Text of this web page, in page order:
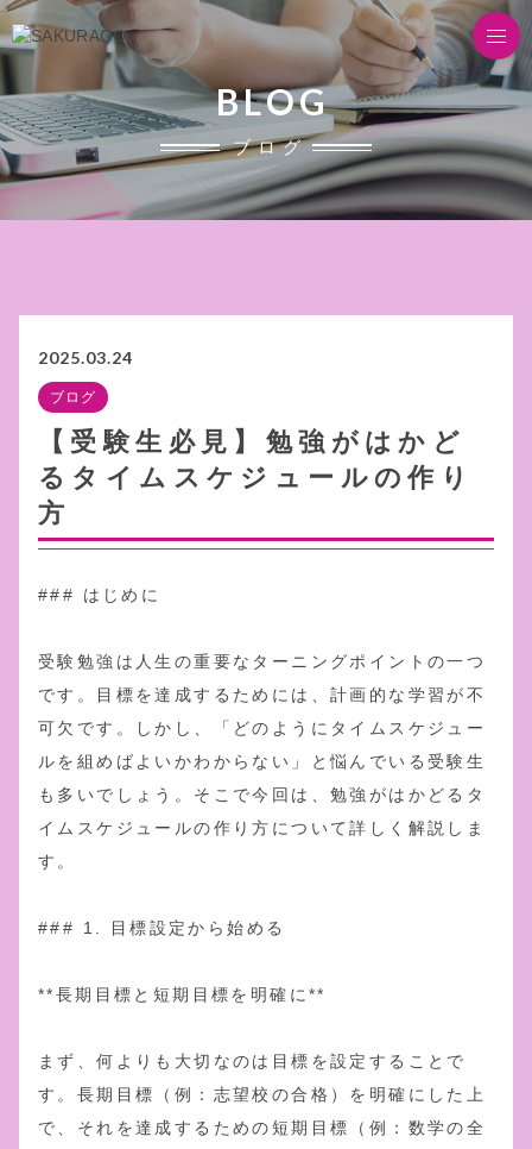
BLOG
ブログ
2025.03.24
ブログ
【受験生必見】勉強がはかど
るタイムスケジュールの作り
方
### はじめに
受験勉強は人生の重要なターニングポイントの一つ
です。目標を達成するためには、計画的な学習が不
可欠です。しかし、「どのようにタイムスケジュー
ルを組めばよいかわからない」と悩んでいる受験生
も多いでしょう。そこで今回は、勉強がはかどるタ
イムスケジュールの作り方について詳しく解説しま
す。
### 1. 目標設定から始める
**長期目標と短期目標を明確に**
まず、何よりも大切なのは目標を設定することで
す。長期目標（例：志望校の合格）を明確にした上
で、それを達成するための短期目標（例：数学の全